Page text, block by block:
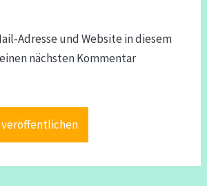
Adresse und Website in diesem
nächsten Kommentar